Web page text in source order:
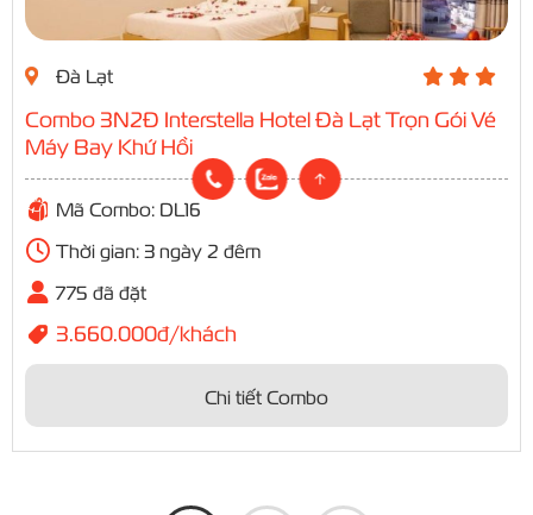
Đà Lạt
Combo 3N2Đ Interstella Hotel Đà Lạt Trọn Gói Vé
Máy Bay Khứ Hồi
Mã Combo: DL16
Thời gian: 3 ngày 2 đêm
775 đã đặt
3.660.000đ/khách
Chi tiết Combo